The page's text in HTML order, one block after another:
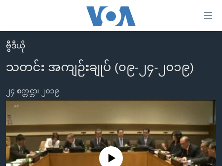
လွယ်ကူ
စေ
Link
များ
ပင်မ
အကြောင်းအရာ
သို့
မူလစာမျက်နှာ
မြန်မာ
နိုင်ငံတကာ
အမေရိကန်
တရုတ်
အစ္စရေး-ပါလက်စတိုင်း
ဗွီဒီယို
သတင်းလွတ်လပ်ခွင့်
ရပ်ဝန်းတခု လမ်းတခု အလွန်
အင်္ဂလိပ်စာလေ့လာမယ်
ဗွီဒီယို
သတင်း အကျဉ်းချုပ် (၀၉-၂၄-၂၀၁၉)
၂၄ စက္တင္ဘာ၊ ၂၀၁၉
No media source currently available